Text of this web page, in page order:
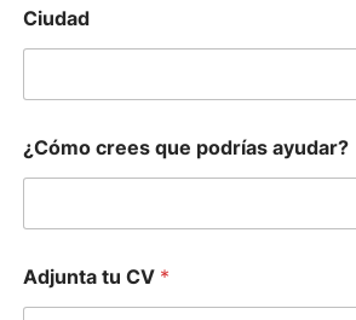
Ciudad
¿Cómo crees que podrías ayudar?
Adjunta tu CV *